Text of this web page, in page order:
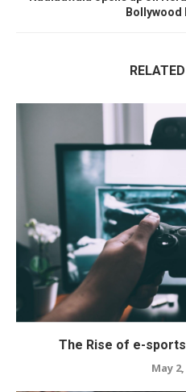
Bollywood
The Rise of e-
May